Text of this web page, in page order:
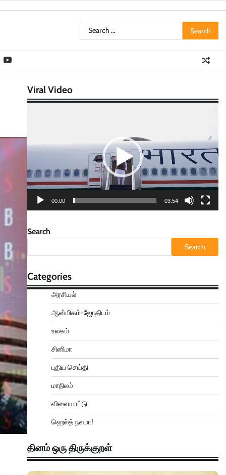
Search
for:
Viral Video
00:00 03:54
Search
Search
Categories
அரசியல்
ஆன்மிகம்-ஜோதிடம்
உலகம்
சினிமா
புதிய செய்தி
மாநிலம்
விளையாட்டு
ஹெல்த் நலமா!
தினம் ஒரு திருக்குறள்